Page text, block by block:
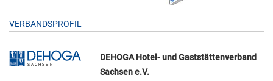
VERBANDSPROFIL
DEHOGA Hotel- und Gaststättenverband
Sachsen e.V.